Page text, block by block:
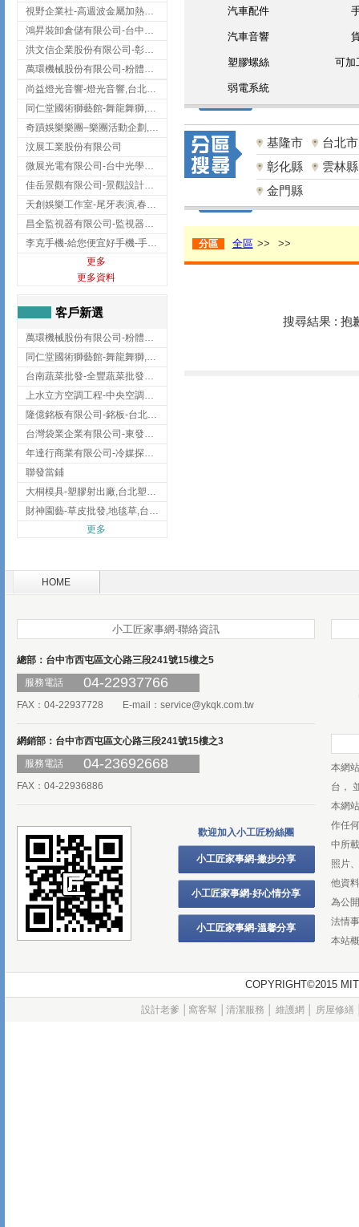
視野企業社-高週波金屬加熱設備,彰化高週波金屬加熱設備
鴻昇裝卸倉儲有限公司-台中貨櫃裝卸
洪文信企業股份有限公司-彰化鋅合金鑄造,彰化五金加工,彰化五金配件
萬環機械股份有限公司-粉體塗裝設備,輸送機,輸送機設備,台南輸送機
尚益燈光音響-燈光音響,台北燈光音響,台北燈光音響出租
同仁堂國術獅藝館-舞龍舞獅,台中舞龍舞獅
奇蹟娛樂樂團–樂團活動企劃,台中樂團表演,台中婚禮樂團
汶展工業股份有限公司
微展光電有限公司-台中光學鍍膜,optical filter taiwan,台灣光學鍍膜
佳岳景觀有限公司-景觀設計公司,台北景觀設計,台北景觀工程,中山區景觀設計
天創娛樂工作室-尾牙表演,春酒表演,板橋尾牙表演
昌全監視器有限公司-監視器安裝,高雄監視器安裝,鳳山區監視器安裝
李克手機-給您便宜好手機-手機收購,屏東手機收購
更多
更多資料
客戶新選
萬環機械股份有限公司-粉體塗裝設備,輸送機,輸送機設備,台南輸送機
同仁堂國術獅藝館-舞龍舞獅,台中舞龍舞獅
台南蔬菜批發-全豐蔬菜批發專送/台南蔬菜箱宅配到府
上水立方空調工程-中央空調規劃,台北中央空調規劃
隆億銘板有限公司-銘板-台北銘板-板橋銘板
台灣袋業企業有限公司-東發企業社/台中太空袋/太空包
年達行商業有限公司-冷媒探漏儀,壓力錶組,真空泵浦,台北冷凍空調材料
聯發當鋪
大桐模具-塑膠射出廠,台北塑膠射出廠
財神園藝-草皮批發,地毯草,台北草,彰化地毯草,彰化台北草
更多
汽車配件
汽車音響
塑膠螺絲 可加
弱電系統
基隆市
台北市
彰化縣
雲林縣
金門縣
分區 全區 >> >>
搜尋結果 : 抱
HOME
小工匠家事網-聯絡資訊
總部：台中市西屯區文心路三段241號15樓之5
服務電話
04-22937766
FAX：04-22937728 E-mail： service@ykqk.com.tw
網銷部：台中市西屯區文心路三段241號15樓之3
服務電話
04-23692668
FAX：04-22936886
歡迎加入小工匠粉絲團
小工匠家事網-撇步分享
小工匠家事網-好心情分享
小工匠家事網-溫馨分享
本網
台，
本網
作任
中所
照片
他資
為公
法情
本站
COPYRIGHT©2015
設計老爹 窩客幫 清潔服務 維護網 房屋修繕